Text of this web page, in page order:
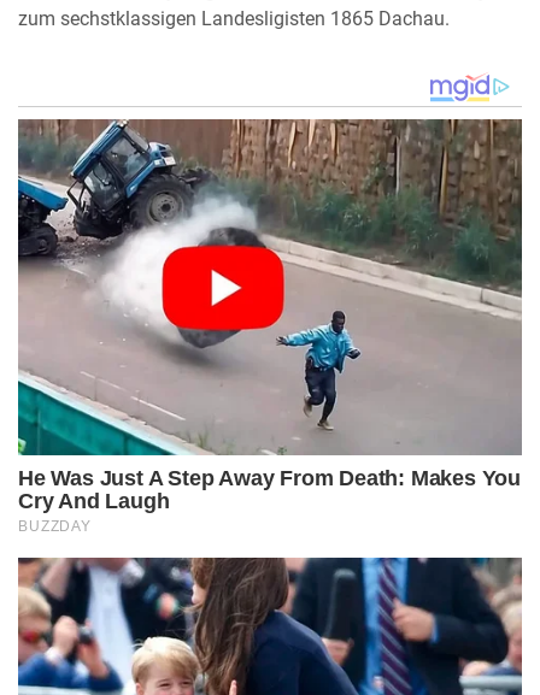
zum sechstklassigen Landesligisten 1865 Dachau.